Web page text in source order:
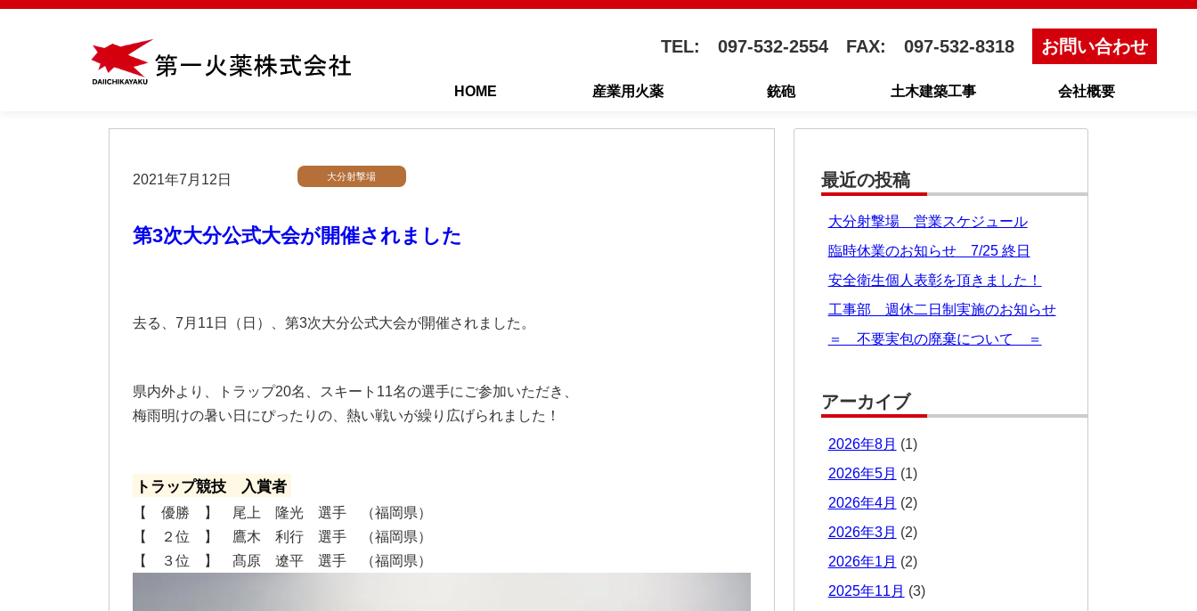
TEL: 097-532-2554 FAX: 097-532-8318 お問い合わせ
HOME 産業用火薬 銃砲 土木建築工事 会社概要
2021年7月12日 大分射撃場
第3次大分公式大会が開催されました
去る、7月11日（日）、第3次大分公式大会が開催されました。
県内外より、トラップ20名、スキート11名の選手にご参加いただき、
梅雨明けの暑い日にぴったりの、熱い戦いが繰り広げられました！
トラップ競技 入賞者
【 優勝 】 尾上 隆光 選手 （福岡県）
【 ２位 】 鷹木 利行 選手 （福岡県）
【 ３位 】 髙原 遼平 選手 （福岡県）
最近の投稿
大分射撃場 営業スケジュール
臨時休業のお知らせ 7/25 終日
安全衛生個人表彰を頂きました！
工事部 週休二日制実施のお知らせ
＝ 不要実包の廃棄について ＝
アーカイブ
2026年8月 (1)
2026年5月 (1)
2026年4月 (2)
2026年3月 (2)
2026年1月 (2)
2025年11月 (3)